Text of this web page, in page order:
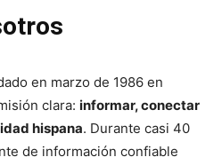
en marzo de 1986 en
clara: informar, conectar
hispana. Durante casi 40
de información confiable